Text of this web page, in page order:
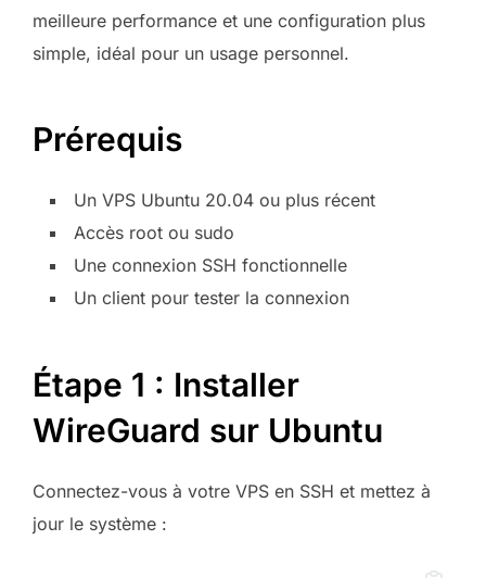
meilleure performance et une configuration plus
simple, idéal pour un usage personnel.
Prérequis
Un VPS Ubuntu 20.04 ou plus récent
Accès root ou sudo
Une connexion SSH fonctionnelle
Un client pour tester la connexion
Étape 1 : Installer
WireGuard sur Ubuntu
Connectez-vous à votre VPS en SSH et mettez à
jour le système :